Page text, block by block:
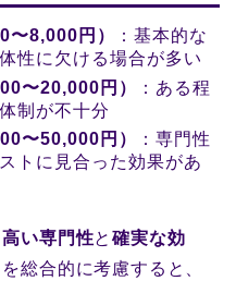
〜8,000円）
：基本的な
性に欠ける場合が多い
〜20,000円）
：ある程
制が不十分
〜50,000円）
：専門性
トに見合った効果があ
高い専門性と確実な効
を総合的に考慮すると、